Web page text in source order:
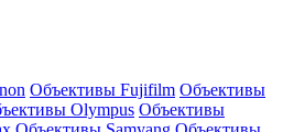
Объективы Fujifilm Объективы
Olympus Объективы